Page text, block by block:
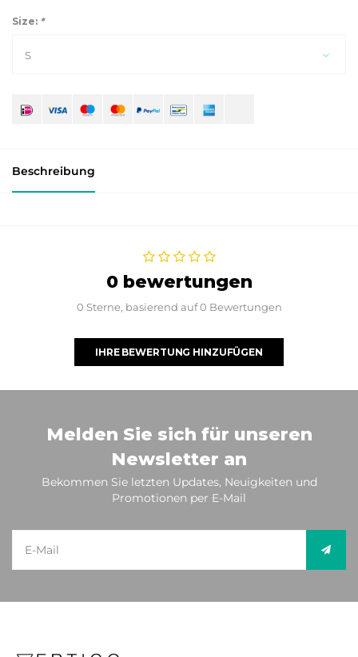
Size: *
S
Beschreibung
0 bewertungen
0 Sterne, basierend auf 0 Bewertungen
IHRE BEWERTUNG HINZUFÜGEN
Melden Sie sich für unseren
Newsletter an
Bekommen Sie letzten Updates, Neuigkeiten und
Promotionen per E-Mail